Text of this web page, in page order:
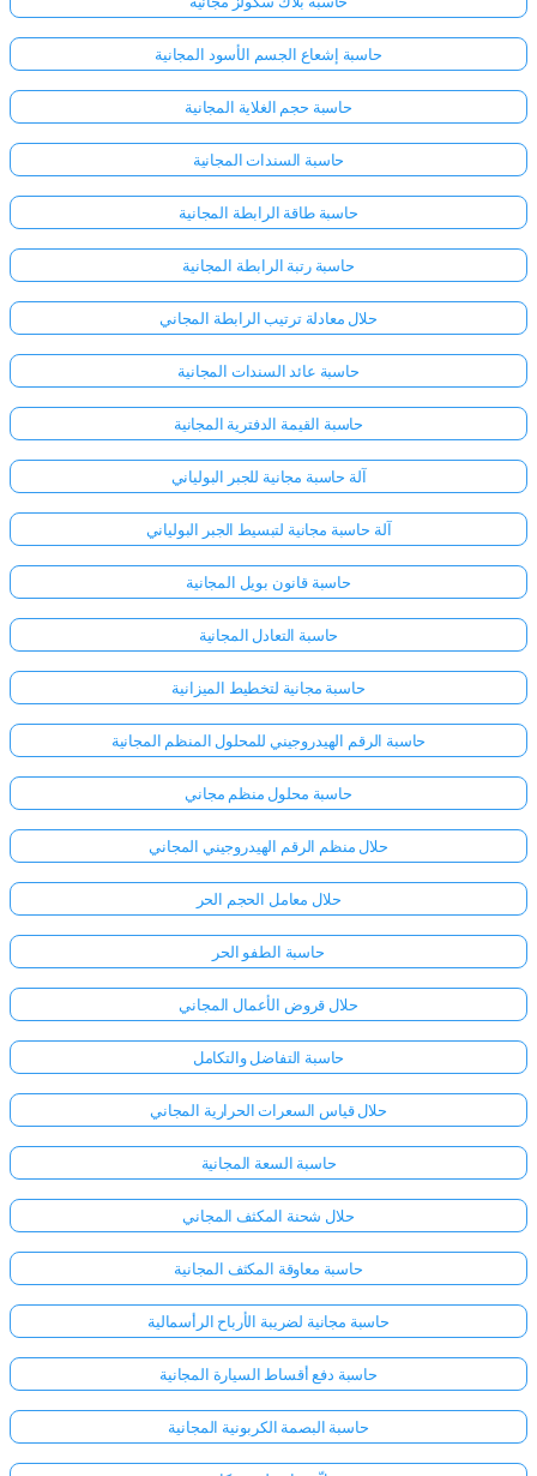
لا
توجد
أسئلة
اطرح
سؤالك
الأول
حاسبة إشعاع الجسم الأسود المجانية
حاسبة حجم الغلاية المجانية
حاسبة السندات المجانية
حاسبة طاقة الرابطة المجانية
حاسبة رتبة الرابطة المجانية
حلال معادلة ترتيب الرابطة المجاني
حاسبة عائد السندات المجانية
حاسبة القيمة الدفترية المجانية
آلة حاسبة مجانية للجبر البولياني
آلة حاسبة مجانية لتبسيط الجبر البولياني
حاسبة قانون بويل المجانية
حاسبة التعادل المجانية
حاسبة مجانية لتخطيط الميزانية
حاسبة الرقم الهيدروجيني للمحلول المنظم المجانية
حاسبة محلول منظم مجاني
حلال منظم الرقم الهيدروجيني المجاني
حلال معامل الحجم الحر
حاسبة الطفو الحر
حلال قروض الأعمال المجاني
حاسبة التفاضل والتكامل
حلال قياس السعرات الحرارية المجاني
حاسبة السعة المجانية
حلال شحنة المكثف المجاني
حاسبة معاوقة المكثف المجانية
حاسبة مجانية لضريبة الأرباح الرأسمالية
حاسبة دفع أقساط السيارة المجانية
حاسبة البصمة الكربونية المجانية